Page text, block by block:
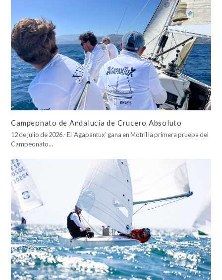
Campeonato de Andalucía de Crucero Absoluto
12 de julio de 2026.- El ‘Agapantux’ gana en Motril la primera prueba del
Campeonato…